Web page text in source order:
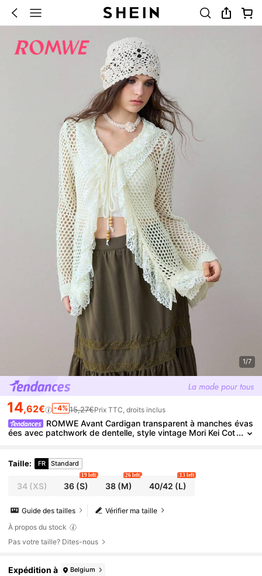
1/7
14,62€ -4% 15,27€Prix TTC, droits inclus
ROMWE Avant Cardigan transparent à manches évas
ées avec patchwork de dentelle, style vintage Mori Kei Cot
Taille: FR Standard
34(XS) 36 (S)
19 left
38(M)
26 left
40/42 (L)
13 left
Vérifier ma taille
Guide des tailles
À propos du stock
Pas votre taille? Dites-nous
Expédition à Belgium